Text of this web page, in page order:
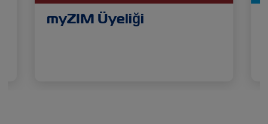
myZIM Üyeliği